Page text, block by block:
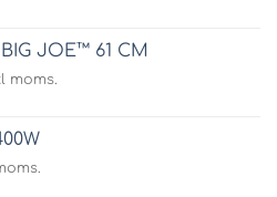
JOE™ 61 CM
moms.